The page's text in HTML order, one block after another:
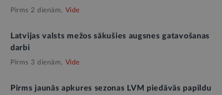
Pirms 2 dienām, Vide
Latvijas valsts mežos sākušies augsnes gatavošanas
darbi
Pirms 3 dienām, Vide
Pirms jaunās apkures sezonas LVM piedāvās papildu